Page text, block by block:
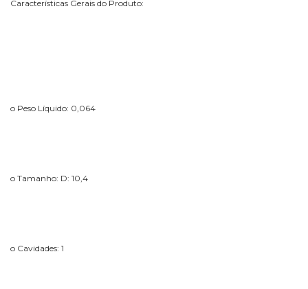
Características Gerais do Produto:
o Peso Líquido: 0,064
o Tamanho: D: 10,4
o Cavidades: 1